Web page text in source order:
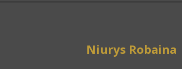
Niurys Robaina